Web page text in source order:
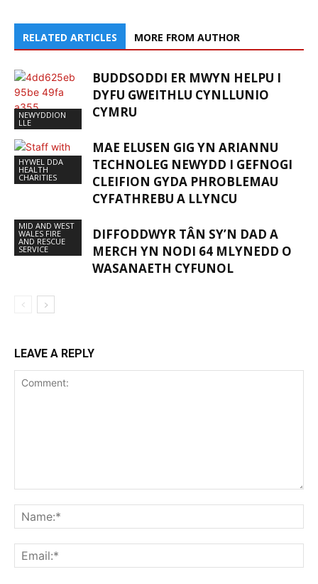
RELATED ARTICLES MORE FROM AUTHOR
NEWYDDION
LLE
BUDDSODDI ER MWYN HELPU I
DYFU GWEITHLU CYNLLUNIO
CYMRU
HYWEL DDA
HEALTH
CHARITIES
MAE ELUSEN GIG YN ARIANNU
TECHNOLEG NEWYDD I GEFNOGI
CLEIFION GYDA PHROBLEMAU
CYFATHREBU A LLYNCU
MID AND WEST
WALES FIRE
AND RESCUE
SERVICE
DIFFODDWYR TÂN SY’N DAD A
MERCH YN NODI 64 MLYNEDD O
WASANAETH CYFUNOL
LEAVE A REPLY